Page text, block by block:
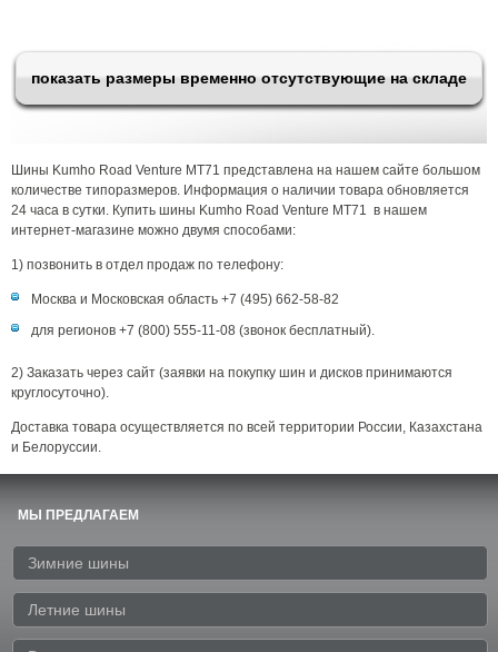
показать размеры временно отсутствующие на складе
Шины Kumho Road Venture MT71 представлена на нашем сайте большом
количестве типоразмеров. Информация о наличии товара обновляется
24 часа в сутки. Купить шины Kumho Road Venture MT71 в нашем
интернет-магазине можно двумя способами:
1) позвонить в отдел продаж по телефону:
Москва и Московская область +7 (495) 662-58-82
для регионов +7 (800) 555-11-08 (звонок бесплатный).
2) Заказать через сайт (заявки на покупку шин и дисков принимаются
круглосуточно).
Доставка товара осуществляется по всей территории России, Казахстана
и Белоруссии.
МЫ ПРЕДЛАГАЕМ
Зимние шины
Летние шины